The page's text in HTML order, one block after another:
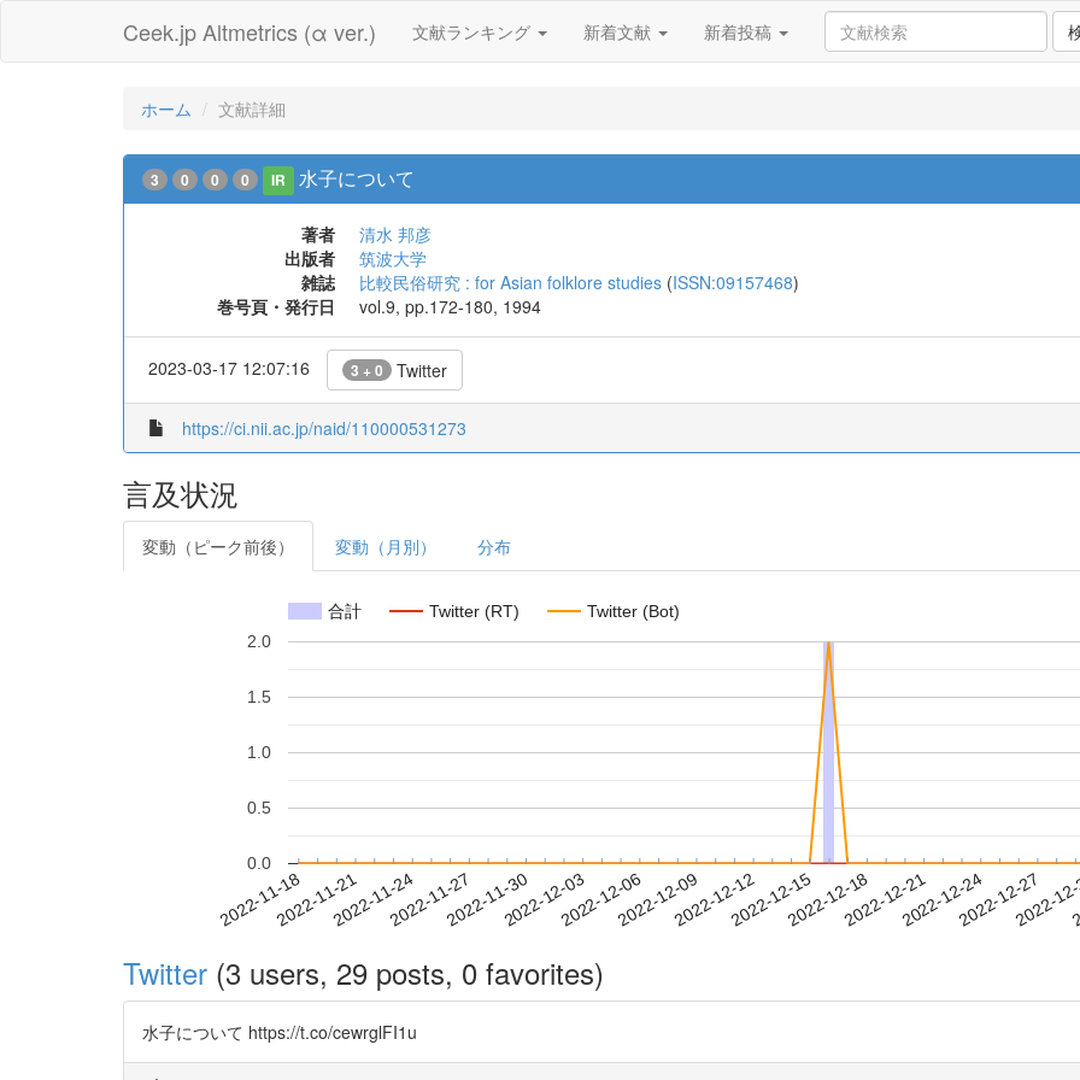
Ceek.jp Altmetrics (α ver.) 文献ランキング 新着文献 新着投稿
ホーム 文献詳細
3 0 0 0 IR 水子について
著者
清水 邦彦
出版者
筑波大学
雑誌
比較民俗研究 : for Asian folklore studies (ISSN:09157468)
巻号頁・発行日
vol.9, pp.172-180, 1994
2023-03-17 12:07:16 3 + 0 Twitter
https://ci.nii.ac.jp/naid/110000531273
言及状況
変動（ピーク前後） 変動（月別） 分布
合計 Twitter (RT) Twitter (Bot)
2022-11-182022-11-212022-11-242022-11-272022-11-302022-12-032022-12-062022-12-092022-12-122022-12-152022-12-182022-12-212022-12-242022-12-27
2022-
0.0
0.5
1.0
1.5
2.0
Twitter (3 users, 29 posts, 0 favorites)
水子について https://t.co/cewrglFI1u